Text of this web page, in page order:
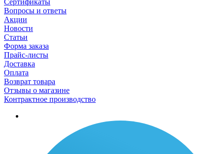
Сертификаты
Вопросы и ответы
Акции
Новости
Статьи
Форма заказа
Прайс-листы
Доставка
Оплата
Возврат товара
Отзывы о магазине
Контрактное производство